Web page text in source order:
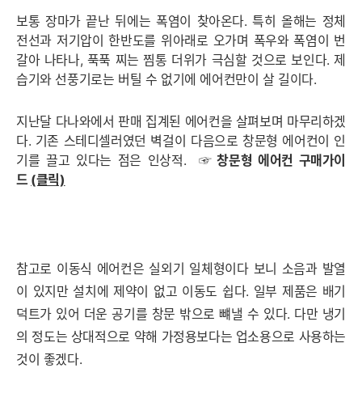
보통 장마가 끝난 뒤에는 폭염이 찾아온다. 특히 올해는 정체
전선과 저기압이 한반도를 위아래로 오가며 폭우와 폭염이 번
갈아 나타나, 푹푹 찌는 찜통 더위가 극심할 것으로 보인다. 제
습기와 선풍기로는 버틸 수 없기에 에어컨만이 살 길이다.
지난달 다나와에서 판매 집계된 에어컨을 살펴보며 마무리하겠
다. 기존 스테디셀러였던 벽걸이 다음으로 창문형 에어컨이 인
기를 끌고 있다는 점은 인상적. ☞ 창문형 에어컨 구매가이
드 (클릭)
참고로 이동식 에어컨은 실외기 일체형이다 보니 소음과 발열
이 있지만 설치에 제약이 없고 이동도 쉽다. 일부 제품은 배기
덕트가 있어 더운 공기를 창문 밖으로 뺴낼 수 있다. 다만 냉기
의 정도는 상대적으로 약해 가정용보다는 업소용으로 사용하는
것이 좋겠다.